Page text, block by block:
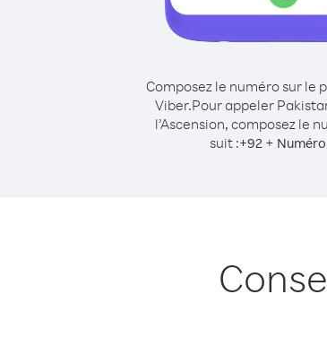
Composez le numéro sur le
Viber.Pour appeler
l’Ascension, composez le
suit :+92+